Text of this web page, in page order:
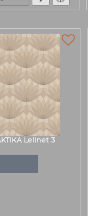
Lelinet 3